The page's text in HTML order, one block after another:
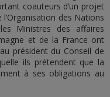
coauteurs d’un projet
des Nations
Ministres des affaires
et de la France ont
président du Conseil de
ils prétendent que la
à ses obligations au